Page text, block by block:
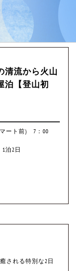
清流から火山
泊【登山初
マート前) 7：00
泊2日
される特別な2日